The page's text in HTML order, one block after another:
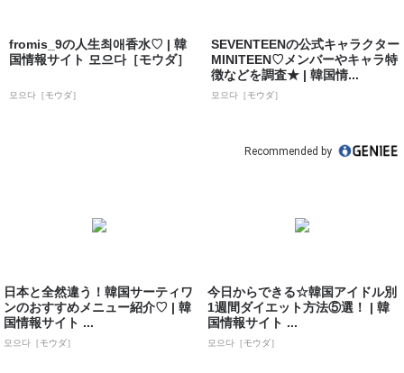
fromis_9の人生최애香水♡ | 韓
国情報サイト 모으다［モウダ］
모으다［モウダ］
SEVENTEENの公式キャラクター
MINITEEN♡メンバーやキャラ特
徴などを調査★ | 韓国情...
모으다［モウダ］
Recommended by
日本と全然違う！韓国サーティワ
ンのおすすめメニュー紹介♡ | 韓
国情報サイト ...
모으다［モウダ］
今日からできる☆韓国アイドル別
1週間ダイエット方法⑤選！ | 韓
国情報サイト ...
모으다［モウダ］